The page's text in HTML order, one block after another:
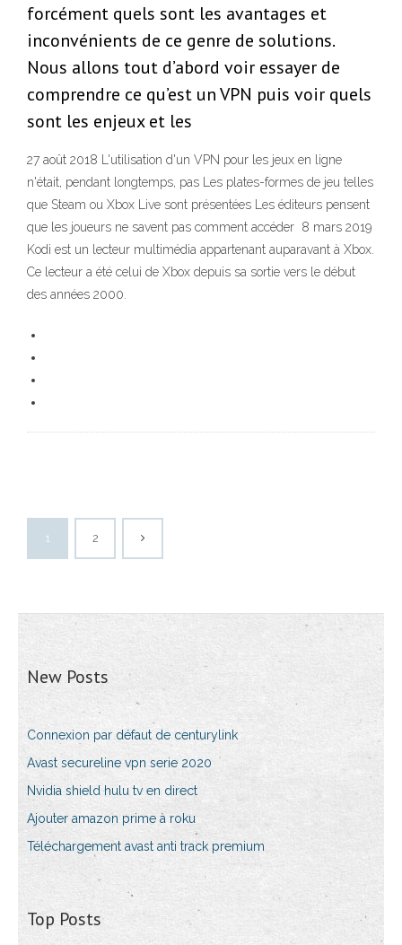
forcément quels sont les avantages et
inconvénients de ce genre de solutions.
Nous allons tout d’abord voir essayer de
comprendre ce qu’est un VPN puis voir quels
sont les enjeux et les
27 août 2018 L'utilisation d'un VPN pour les jeux en ligne
n'était, pendant longtemps, pas Les plates-formes de jeu telles
que Steam ou Xbox Live sont présentées Les éditeurs pensent
que les joueurs ne savent pas comment accéder 8 mars 2019
Kodi est un lecteur multimédia appartenant auparavant à Xbox.
Ce lecteur a été celui de Xbox depuis sa sortie vers le début
des années 2000.
1 2
New Posts
Connexion par défaut de centurylink
Avast secureline vpn serie 2020
Nvidia shield hulu tv en direct
Ajouter amazon prime à roku
Téléchargement avast anti track premium
Top Posts